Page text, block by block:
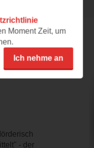
- der
Moment Zeit, um
Ich nehme an